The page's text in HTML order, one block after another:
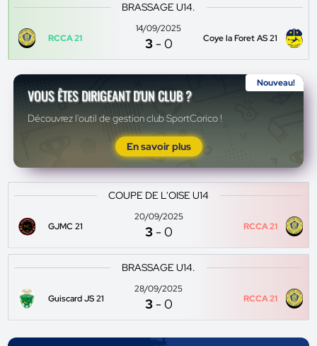
BRASSAGE U14.
RCCA 21
14/09/2025
3 -0 Coye la Foret AS 21
Nouveau!
VOUS ÊTES DIRIGEANT D'UN CLUB ?
Découvrez l'outil de gestion club SportCorico !
En savoir plus
COUPE DE L'OISE U14
GJMC 21
20/09/2025
3 -0 RCCA 21
BRASSAGE U14.
Guiscard JS 21
28/09/2025
3 -0 RCCA 21